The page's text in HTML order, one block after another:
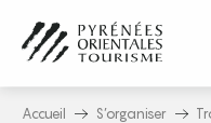
contenu
principal
Accueil S’organiser